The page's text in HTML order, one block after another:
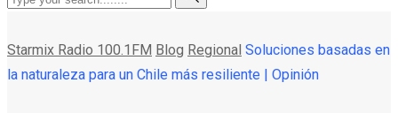
Starmix Radio 100.1FM Blog Regional Soluciones basadas en
la naturaleza para un Chile más resiliente | Opinión